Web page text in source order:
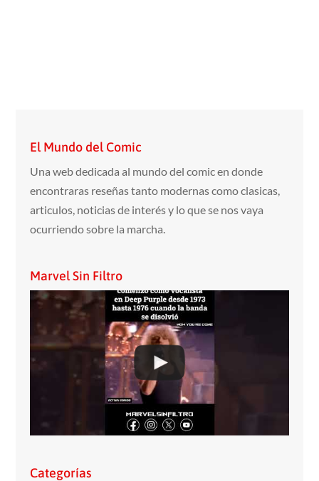
El Mundo del Comic
Una web dedicada al mundo del comic en donde
encontraras reseñas tanto modernas como clasicas,
articulos, noticias de interés y lo que se nos vaya
ocurriendo sobre la marcha.
Marvel Sin Filtro
Categorías